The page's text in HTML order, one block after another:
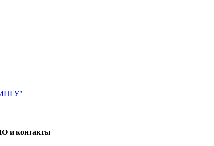
МПГУ"
и контакты